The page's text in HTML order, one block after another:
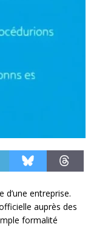
entreprise.
auprès des
formalité